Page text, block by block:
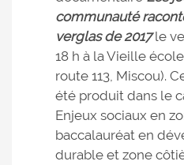
communauté
verglas de 2017le
18 h à la Vieille
route 113, Miscou).
été produit dans le
Enjeux sociaux en
baccalauréat en
durable et zone